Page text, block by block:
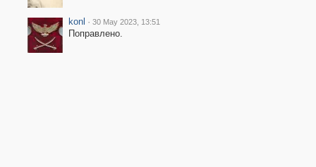
konl · 30 May 2023, 13:51
Поправлено.